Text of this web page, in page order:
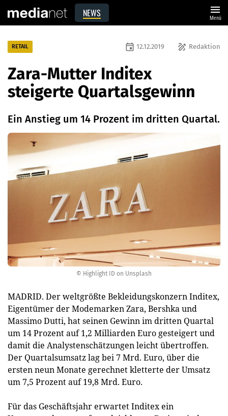
NEWS menu
Menü
© Highlight ID on Unsplash
RETAIL draw Redaktion
event 12.12.2019
Zara-Mutter Inditex
steigerte Quartalsgewinn
Ein Anstieg um 14 Prozent im dritten Quartal.
MADRID. Der weltgrößte Bekleidungskonzern Inditex,
Eigentümer der Modemarken Zara, Bershka und
Massimo Dutti, hat seinen Gewinn im dritten Quartal
um 14 Prozent auf 1,2 Milliarden Euro gesteigert und
damit die Analystenschätzungen leicht übertroffen.
Der Quartalsumsatz lag bei 7 Mrd. Euro, über die
ersten neun Monate gerechnet kletterte der Umsatz
um 7,5 Prozent auf 19,8 Mrd. Euro.
Für das Geschäftsjahr erwartet Inditex ein